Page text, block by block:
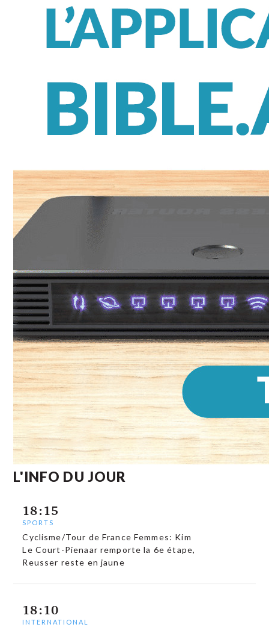
L'INFO DU JOUR
18:15
SPORTS
Cyclisme/Tour de France Femmes: Kim
Le Court-Pienaar remporte la 6e étape,
Reusser reste en jaune
18:10
INTERNATIONAL